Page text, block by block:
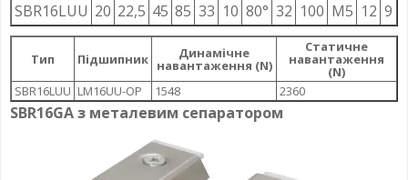
SBR16LUU 20 22,5 45 85 33 10 80° 32 100 M5 12 9
Тип Підшипник Динамічне
навантаження (N)
Статичне
навантаження
(N)
SBR16LUU LM16UU-OP 1548 2360
SBR16GA з металевим сепаратором